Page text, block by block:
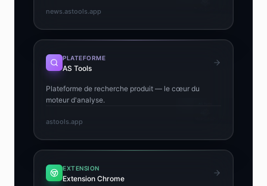
news.astools.app
PLATEFORME
AS Tools
Plateforme de recherche produit — le cœur du
moteur d'analyse.
astools.app
EXTENSION
Extension Chrome